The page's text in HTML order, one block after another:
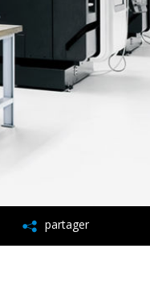
partager